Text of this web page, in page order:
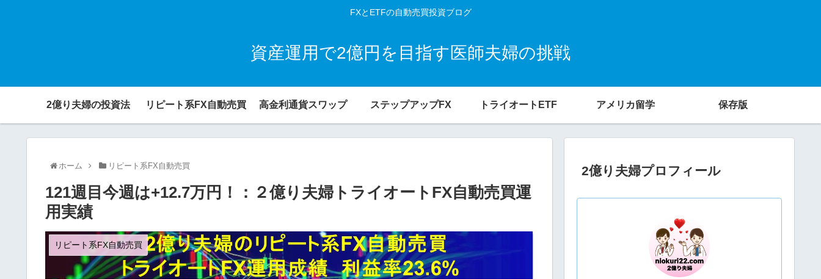
FXとETFの自動売買投資ブログ
資産運用で2億円を目指す医師夫婦の挑戦
2億り夫婦の投資法 リピート系FX自動売買 高金利通貨スワップ ステップアップFX トライオートETF アメリカ留学 保存版
ホーム リピート系FX自動売買
121週目今週は+12.7万円！：２億り夫婦トライオートFX自動売買運
用実績
リピート系FX自動売買
2億り夫婦プロフィール